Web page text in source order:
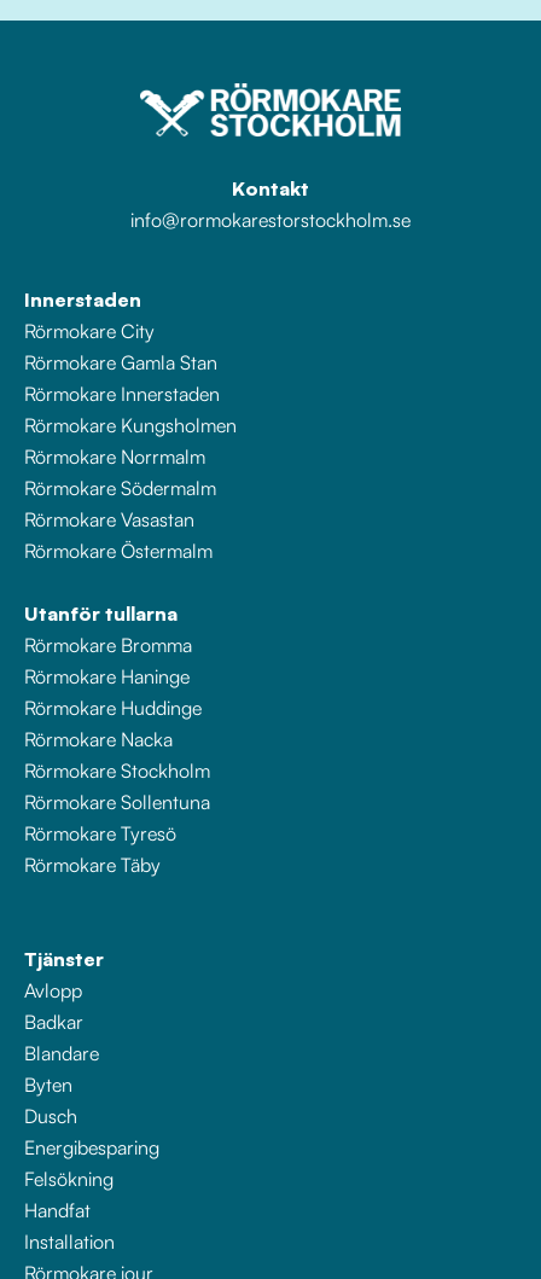
Kontakt
info@rormokarestorstockholm.se
Innerstaden
Rörmokare City
Rörmokare Gamla Stan
Rörmokare Innerstaden
Rörmokare Kungsholmen
Rörmokare Norrmalm
Rörmokare Södermalm
Rörmokare Vasastan
Rörmokare Östermalm
Utanför tullarna
Rörmokare Bromma
Rörmokare Haninge
Rörmokare Huddinge
Rörmokare Nacka
Rörmokare Stockholm
Rörmokare Sollentuna
Rörmokare Tyresö
Rörmokare Täby
Tjänster
Avlopp
Badkar
Blandare
Byten
Dusch
Energibesparing
Felsökning
Handfat
Installation
Rörmokare jour